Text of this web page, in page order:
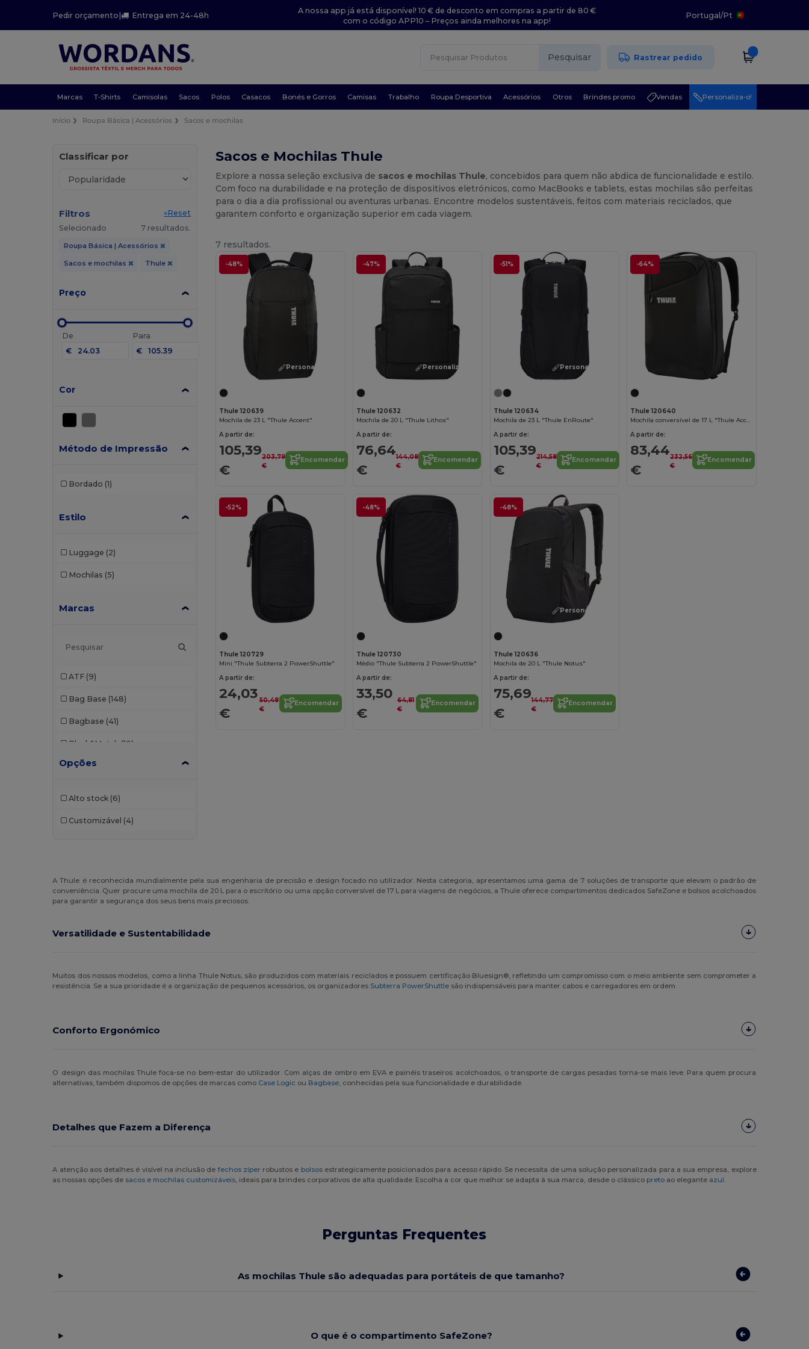
Pedir orçamento| Entrega em 24-48h
A nossa app já está disponível! 10 € de desconto em compras a partir de 80 €
com o código APP10 – Preços ainda melhores na app!
Portugal/Pt
Pesquisar Rastrear pedido
Marcas T-Shirts Camisolas Sacos Polos Casacos Bonés e Gorros Camisas Trabalho Roupa Desportiva Acessórios Otros Brindes promo Vendas Personaliza-o!
Início Roupa Básica | Acessórios Sacos e mochilas
Classificar por
Filtros
«Reset
Selecionado
7 resultados.
Roupa Básica | Acessórios
Sacos e mochilas Thule
Preço
De
€
Para
€
Cor
Método de Impressão
Bordado (1)
Estilo
Luggage (2)
Mochilas (5)
Marcas
ATF (9)
Bag Base (148)
Bagbase (41)
Black&Match (10)
Branve
EgotierPro (3)
GiftRetail (208)
Label Serie (10)
Mantis (2)
NewGen (10)
Proact
Roly (1)
Opções
Alto stock (6)
Customizável (4)
Sacos e Mochilas Thule
Explore a nossa seleção exclusiva de sacos e mochilas Thule, concebidos para quem não abdica de funcionalidade e estilo.
Com foco na durabilidade e na proteção de dispositivos eletrónicos, como MacBooks e tablets, estas mochilas são perfeitas
para o dia a dia profissional ou aventuras urbanas. Encontre modelos sustentáveis, feitos com materiais reciclados, que
garantem conforto e organização superior em cada viagem.
7 resultados.
-48%
Personalize-o!
Thule 120639
Mochila de 23 L "Thule Accent"
A partir de:
105,39
€
203,79
€
Encomendar
-47%
Personalize-o!
Thule 120632
Mochila de 20 L "Thule Lithos"
A partir de:
76,64
€
144,08
€
Encomendar
-51%
Personalize-o!
Thule 120634
Mochila de 23 L "Thule EnRoute"
A partir de:
105,39
€
214,58
€
Encomendar
-64%
Thule 120640
Mochila conversível de 17 L "Thule Accent"
A partir de:
83,44
€
232,56
€
Encomendar
-52%
Thule 120729
Mini "Thule Subterra 2 PowerShuttle"
A partir de:
24,03
€
50,48
€
Encomendar
-48%
Thule 120730
Médio "Thule Subterra 2 PowerShuttle"
A partir de:
33,50
€
64,81
€
Encomendar
-48%
Personalize-o!
Thule 120636
Mochila de 20 L "Thule Notus"
A partir de:
75,69
€
144,77
€
Encomendar
A Thule é reconhecida mundialmente pela sua engenharia de precisão e design focado no utilizador. Nesta categoria, apresentamos uma gama de 7 soluções de transporte que elevam o padrão de
conveniência. Quer procure uma mochila de 20 L para o escritório ou uma opção conversível de 17 L para viagens de negócios, a Thule oferece compartimentos dedicados SafeZone e bolsos acolchoados
para garantir a segurança dos seus bens mais preciosos.
Versatilidade e Sustentabilidade
Muitos dos nossos modelos, como a linha Thule Notus, são produzidos com materiais reciclados e possuem certificação Bluesign®, refletindo um compromisso com o meio ambiente sem comprometer a
resistência. Se a sua prioridade é a organização de pequenos acessórios, os organizadores Subterra PowerShuttle são indispensáveis para manter cabos e carregadores em ordem.
Conforto Ergonómico
O design das mochilas Thule foca-se no bem-estar do utilizador. Com alças de ombro em EVA e painéis traseiros acolchoados, o transporte de cargas pesadas torna-se mais leve. Para quem procura
alternativas, também dispomos de opções de marcas como Case Logic ou Bagbase, conhecidas pela sua funcionalidade e durabilidade.
Detalhes que Fazem a Diferença
A atenção aos detalhes é visível na inclusão de fechos zíper robustos e bolsosestrategicamente posicionados para acesso rápido. Se necessita de uma solução personalizada para a sua empresa, explore
as nossas opções de sacos e mochilas customizáveis, ideais para brindes corporativos de alta qualidade. Escolha a cor que melhor se adapta à sua marca, desde o clássico preto ao elegante azul.
Perguntas Frequentes
As mochilas Thule são adequadas para portáteis de que tamanho?
O que é o compartimento SafeZone?